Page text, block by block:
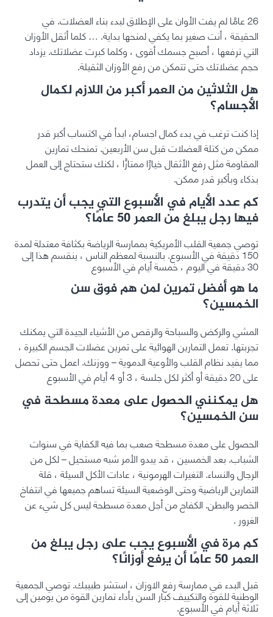
26 عامًا لم يفت الأوان على الإطلاق لبدء بناء العضلات. في
الحقيقة ، أنت صغير بما يكفي لمنحها بداية. … كلما أثقل الأوزان
التي ترفعها ، أصبح جسمك أقوى ، وكلما كبرت عضلاتك. يزداد
حجم عضلاتك حتى تتمكن من رفع الأوزان الثقيلة.
هل الثلاثين من العمر أكبر من اللازم لكمال
الأجسام؟
إذا كنت ترغب في بدء كمال اجسام، ابدأ في اكتساب أكبر قدر
ممكن من كتلة العضلات قبل سن الأربعين. تمنحك تمارين
المقاومة مثل رفع الأثقال خيارًا ممتازًا ، لكنك ستحتاج إلى العمل
بذكاء وبأكبر قدر ممكن.
كم عدد الأيام في الأسبوع التي يجب أن يتدرب
فيها رجل يبلغ من العمر 50 عامًا؟
توصي جمعية القلب الأمريكية بممارسة الرياضة بكثافة معتدلة لمدة
150 دقيقة في الأسبوع. بالنسبة لمعظم الناس ، ينقسم هذا إلى
30 دقيقة في اليوم ، خمسة أيام في الأسبوع
ما هو أفضل تمرين لمن هم فوق سن
الخمسين؟
المشي والركض والسباحة والرقص من الأشياء الجيدة التي يمكنك
تجربتها. تعمل التمارين الهوائية على تمرين عضلات الجسم الكبيرة ،
مما يفيد نظام القلب والأوعية الدموية – ووزنك. اعمل حتى تحصل
على 20 دقيقة أو أكثر لكل جلسة ، 3 أو 4 أيام في الأسبوع
هل يمكنني الحصول على معدة مسطحة في
سن الخمسين؟
الحصول على معدة مسطحة صعب بما فيه الكفاية في سنوات
الشباب. بعد الخمسين ، قد يبدو الأمر شبه مستحيل – لكل من
الرجال والنساء. التغيرات الهرمونية ، عادات الأكل السيئة ، قلة
التمارين الرياضية وحتى الوضعية السيئة تساهم جميعها في انتفاخ
الخصر والبطن. الكفاح من أجل معدة مسطحة ليس كل شيء عن
الغرور .
كم مرة في الأسبوع يجب على رجل يبلغ من
العمر 50 عامًا أن يرفع أوزانًا؟
قبل البدء في ممارسة رفع الاوزان ، استشر طبيبك. توصي الجمعية
الوطنية للقوة والتكييف كبار السن بأداء تمارين القوة من يومين إلى
ثلاثة أيام في الأسبوع.